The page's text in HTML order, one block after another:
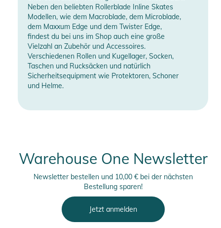
Neben den beliebten Rollerblade Inline Skates
Modellen, wie dem Macroblade, dem Microblade,
dem Maxxum Edge und dem Twister Edge,
findest du bei uns im Shop auch eine große
Vielzahl an Zubehör und Accessoires.
Verschiedenen Rollen und Kugellager, Socken,
Taschen und Rucksäcken und natürlich
Sicherheitsequipment wie Protektoren, Schoner
und Helme.
Warehouse One Newsletter
Newsletter bestellen und 10,00 € bei der nächsten
Bestellung sparen!
Jetzt anmelden